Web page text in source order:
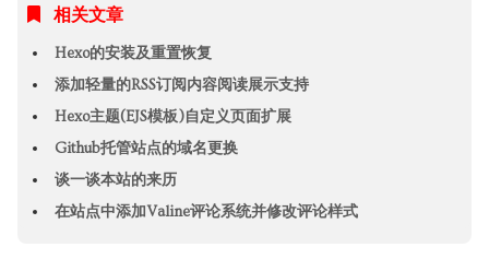
相关文章
Hexo的安装及重置恢复
添加轻量的RSS订阅内容阅读展示支持
Hexo主题(EJS模板)自定义页面扩展
Github托管站点的域名更换
谈一谈本站的来历
在站点中添加Valine评论系统并修改评论样式